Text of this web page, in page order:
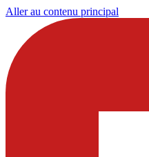
Aller au contenu principal